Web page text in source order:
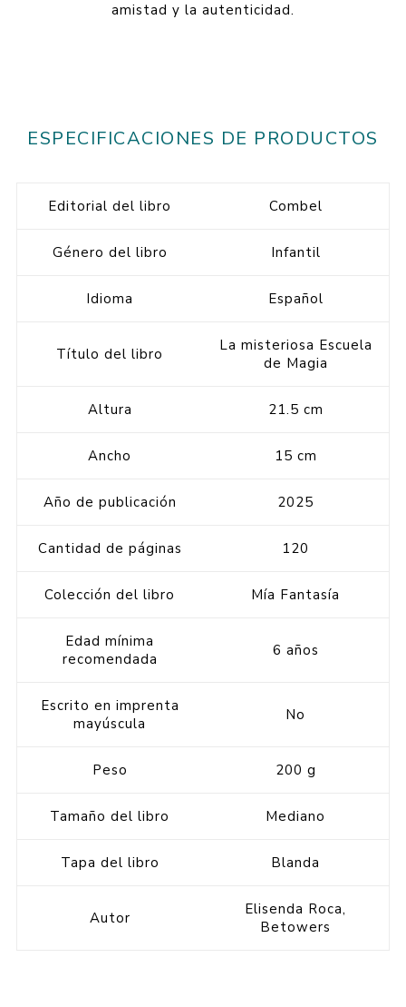
amistad y la autenticidad.
ESPECIFICACIONES DE PRODUCTOS
Editorial del libro Combel
Género del libro Infantil
Idioma Español
Título del libro
La misteriosa Escuela
de Magia
Altura 21.5 cm
Ancho 15 cm
Año de publicación 2025
Cantidad de páginas 120
Colección del libro Mía Fantasía
Edad mínima
recomendada
6 años
Escrito en imprenta
mayúscula
No
Peso 200 g
Tamaño del libro Mediano
Tapa del libro Blanda
Autor
Elisenda Roca,
Betowers